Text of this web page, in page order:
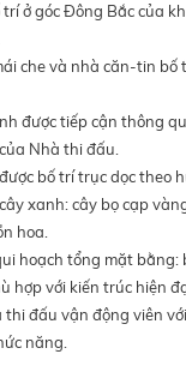
ở góc Đông Bắc của
che và nhà căn-tin bố
được tiếp cận thông
Nhà thi đấu.
bố trí trục dọc theo
xanh: cây bọ cạp
hoa.
hoạch tổng mặt bằng:
hợp với kiến trúc hiện
đấu vận động viên
năng.